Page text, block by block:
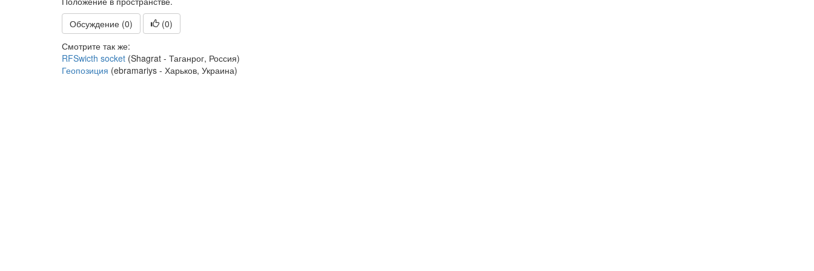
Обсуждение (0)
(0)
Смотрите так же:
RFSwicth socket (Shagrat - Таганрог, Россия)
Геопозиция (ebramariys - Харьков, Украина)